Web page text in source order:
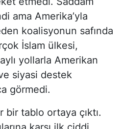
ama Amerika’yla
koalisyonun safında
İslam ülkesi,
yollarla Amerikan
siyasi destek
görmedi.
bir tablo ortaya çıktı.